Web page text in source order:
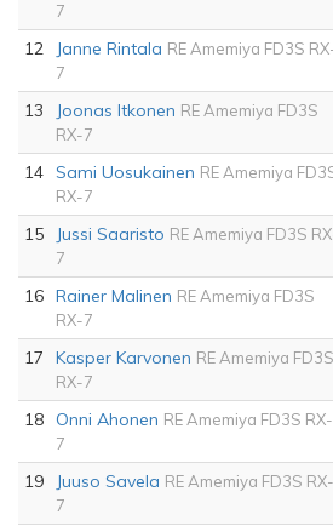
7
12 Janne Rintala RE Amemiya FD3S
7
13 Joonas Itkonen RE Amemiya FD3S
RX-7
14 Sami Uosukainen RE Amemiya
RX-7
15 Jussi Saaristo RE Amemiya FD3S
7
16 Rainer Malinen RE Amemiya FD3S
RX-7
17 Kasper Karvonen RE Amemiya FD3S
RX-7
18 Onni Ahonen RE Amemiya FD3S RX-
7
19 Juuso Savela RE Amemiya FD3S RX-
7